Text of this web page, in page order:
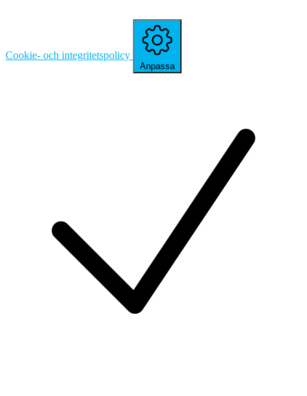
Cookie- och integritetspolicy
Anpassa